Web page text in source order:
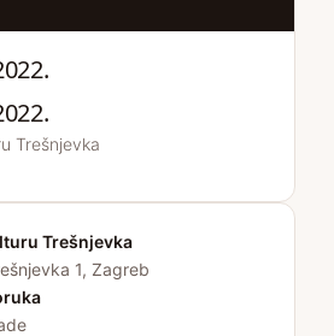
Trešnjevka
Trešnjevka
1, Zagreb